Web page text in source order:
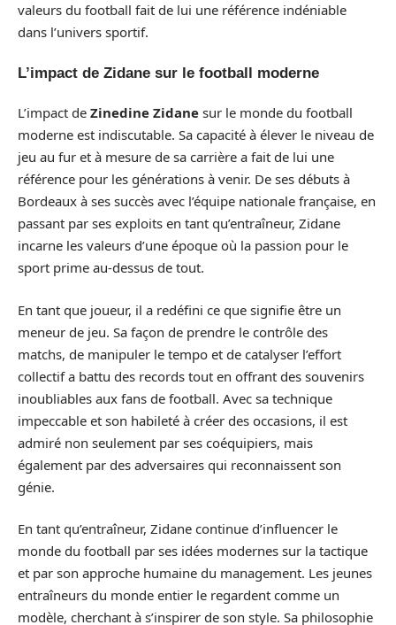
valeurs du football fait de lui une référence indéniable
dans l’univers sportif.
L’impact de Zidane sur le football moderne
L’impact de Zinedine Zidane sur le monde du football
moderne est indiscutable. Sa capacité à élever le niveau de
jeu au fur et à mesure de sa carrière a fait de lui une
référence pour les générations à venir. De ses débuts à
Bordeaux à ses succès avec l’équipe nationale française, en
passant par ses exploits en tant qu’entraîneur, Zidane
incarne les valeurs d’une époque où la passion pour le
sport prime au-dessus de tout.
En tant que joueur, il a redéfini ce que signifie être un
meneur de jeu. Sa façon de prendre le contrôle des
matchs, de manipuler le tempo et de catalyser l’effort
collectif a battu des records tout en offrant des souvenirs
inoubliables aux fans de football. Avec sa technique
impeccable et son habileté à créer des occasions, il est
admiré non seulement par ses coéquipiers, mais
également par des adversaires qui reconnaissent son
génie.
En tant qu’entraîneur, Zidane continue d’influencer le
monde du football par ses idées modernes sur la tactique
et par son approche humaine du management. Les jeunes
entraîneurs du monde entier le regardent comme un
modèle, cherchant à s’inspirer de son style. Sa philosophie